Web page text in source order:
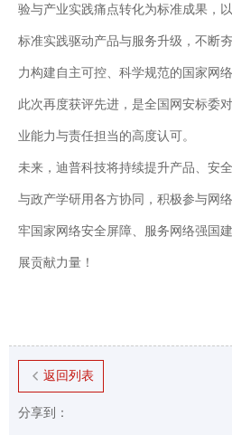
验与产业实践痛点转化为标准成果，
标准实践驱动产品与服务升级，不断
力构建自主可控、科学规范的国家网
此次再度获评先进，是全国网安标委
业能力与责任担当的高度认可。
未来，迪普科技将持续提升产品、安
与政产学研用各方协同，积极参与网
牢国家网络安全屏障、服务网络强国
展贡献力量！
返回列表
分享到：